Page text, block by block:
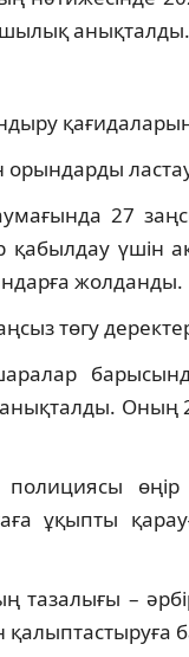
анықталды.
27
үшін
жолданды.
төгу
шаралар
анықталды.
ұқыпты
–